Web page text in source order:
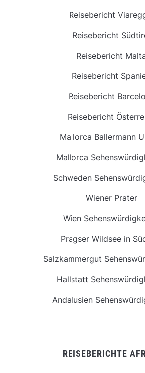
Reisebericht
Reisebericht
Reisebericht Malta
Reisebericht
Reisebericht
Reisebericht
Mallorca Ballermann
Mallorca
Schweden
Wiener Prater
Wien
Pragser Wildsee in
Salzkammergut
Hallstatt
Andalusien
REISEBERICHTE